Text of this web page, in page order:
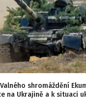
shromáždění
na Ukrajině a k situaci